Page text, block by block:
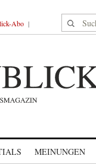
Abo Suche
MEINUNGEN